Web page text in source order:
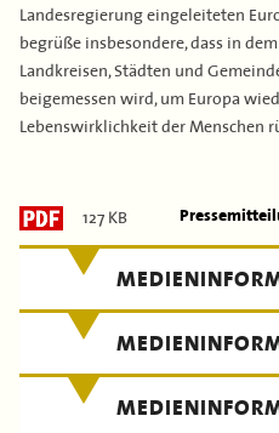
Landesregierung eingeleiteten
begrüße insbesondere, dass in
Landkreisen, Städten und
beigemessen wird, um Europa
Lebenswirklichkeit der Menschen
127 KB